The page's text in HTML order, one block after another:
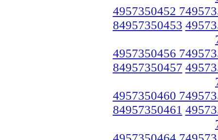
4957350452
84957350453
4957350456
84957350457
4957350460
84957350461